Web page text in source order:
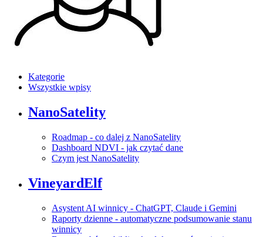
Kategorie
Wszystkie wpisy
NanoSatelity
Roadmap - co dalej z NanoSatelity
Dashboard NDVI - jak czytać dane
Czym jest NanoSatelity
VineyardElf
Asystent AI winnicy - ChatGPT, Claude i Gemini
Raporty dzienne - automatyczne podsumowanie stanu
winnicy